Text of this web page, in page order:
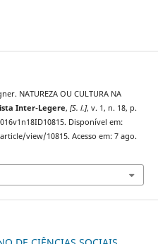
NATUREZA OU CULTURA NA
Inter-Legere, [S. l.], v. 1, n. 18, p.
Disponível em:
view/10815. Acesso em: 7 ago.